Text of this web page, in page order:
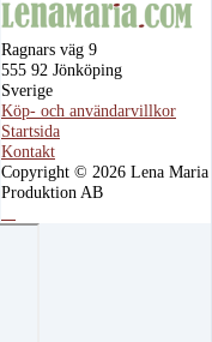
Ragnars väg 9
555 92 Jönköping
Sverige
Köp- och användarvillkor
Startsida
Kontakt
Copyright © 2026 Lena Maria
Produktion AB